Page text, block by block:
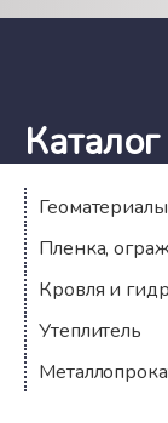
Каталог
Пленка,
Кровля и
Утеплитель
Компания